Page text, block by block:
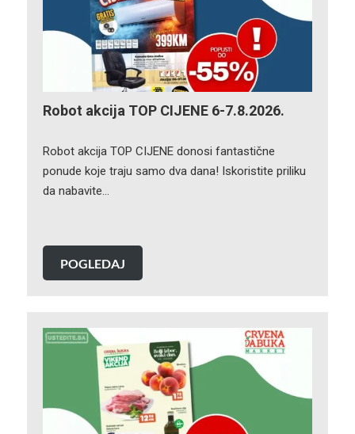
Robot akcija TOP CIJENE 6-7.8.2026.
Robot akcija TOP CIJENE donosi fantastične
ponude koje traju samo dva dana! Iskoristite priliku
da nabavite…
POGLEDAJ